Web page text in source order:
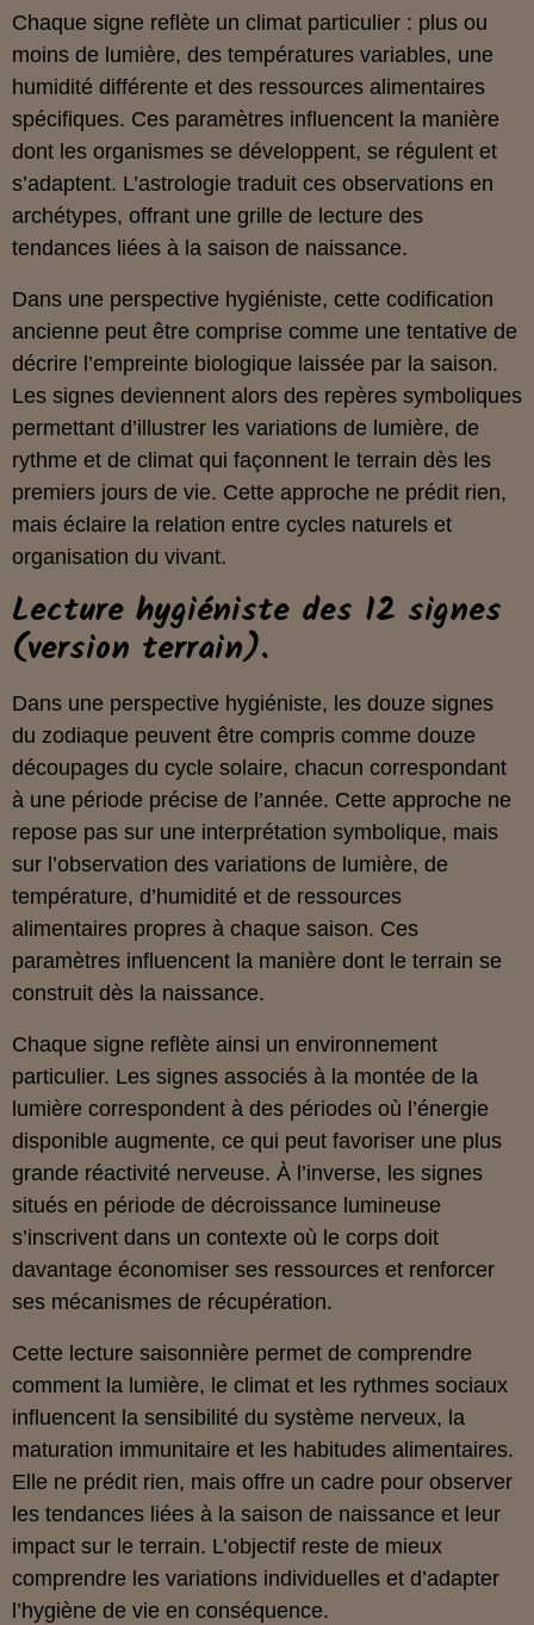
Chaque signe reflète un climat particulier : plus ou
moins de lumière, des températures variables, une
humidité différente et des ressources alimentaires
spécifiques. Ces paramètres influencent la manière
dont les organismes se développent, se régulent et
s’adaptent. L’astrologie traduit ces observations en
archétypes, offrant une grille de lecture des
tendances liées à la saison de naissance.
Dans une perspective hygiéniste, cette codification
ancienne peut être comprise comme une tentative de
décrire l’empreinte biologique laissée par la saison.
Les signes deviennent alors des repères symboliques
permettant d’illustrer les variations de lumière, de
rythme et de climat qui façonnent le terrain dès les
premiers jours de vie. Cette approche ne prédit rien,
mais éclaire la relation entre cycles naturels et
organisation du vivant.
Lecture hygiéniste des 12 signes
(version terrain).
Dans une perspective hygiéniste, les douze signes
du zodiaque peuvent être compris comme douze
découpages du cycle solaire, chacun correspondant
à une période précise de l’année. Cette approche ne
repose pas sur une interprétation symbolique, mais
sur l’observation des variations de lumière, de
température, d’humidité et de ressources
alimentaires propres à chaque saison. Ces
paramètres influencent la manière dont le terrain se
construit dès la naissance.
Chaque signe reflète ainsi un environnement
particulier. Les signes associés à la montée de la
lumière correspondent à des périodes où l’énergie
disponible augmente, ce qui peut favoriser une plus
grande réactivité nerveuse. À l’inverse, les signes
situés en période de décroissance lumineuse
s’inscrivent dans un contexte où le corps doit
davantage économiser ses ressources et renforcer
ses mécanismes de récupération.
Cette lecture saisonnière permet de comprendre
comment la lumière, le climat et les rythmes sociaux
influencent la sensibilité du système nerveux, la
maturation immunitaire et les habitudes alimentaires.
Elle ne prédit rien, mais offre un cadre pour observer
les tendances liées à la saison de naissance et leur
impact sur le terrain. L’objectif reste de mieux
comprendre les variations individuelles et d’adapter
l’hygiène de vie en conséquence.